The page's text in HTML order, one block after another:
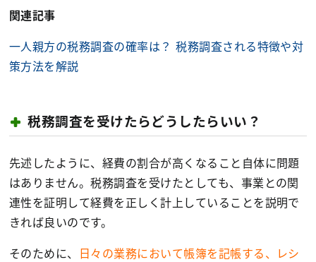
関連記事
一人親方の税務調査の確率は？ 税務調査される特徴や対
策方法を解説
税務調査を受けたらどうしたらいい？
先述したように、経費の割合が高くなること自体に問題
はありません。税務調査を受けたとしても、事業との関
連性を証明して経費を正しく計上していることを説明で
きれば良いのです。
そのために、
日々の業務において帳簿を記帳する、レシ